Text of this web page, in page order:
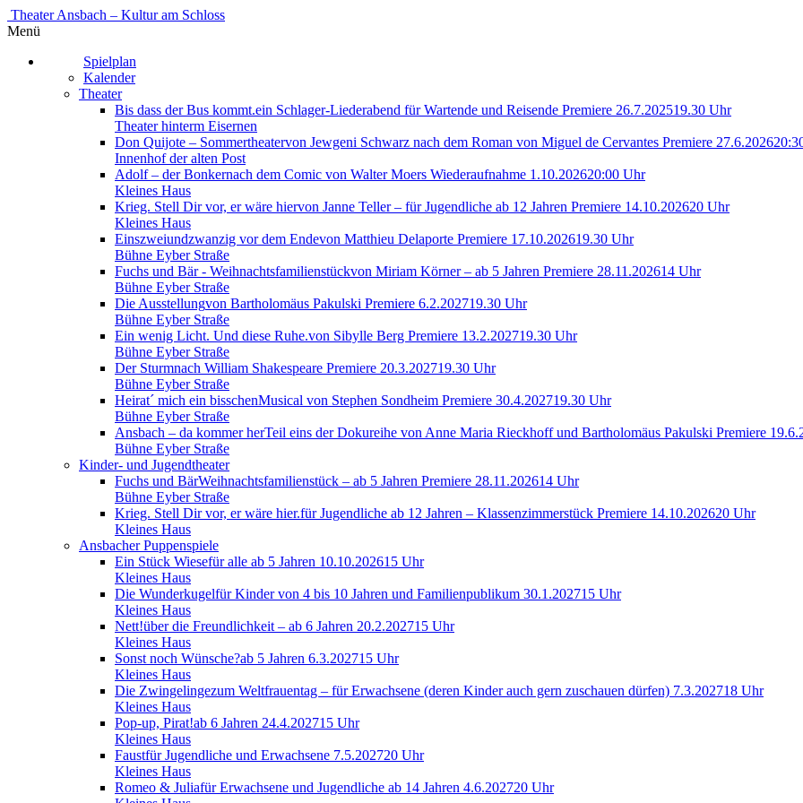
Theater Ansbach – Kultur am Schloss
Menü
Spielplan
Kalender
Theater
Bis dass der Bus kommt.ein Schlager-Liederabend für Wartende und Reisende Premiere 26.7.202519.30 Uhr
Theater hinterm Eisernen
Don Quijote – Sommertheatervon Jewgeni Schwarz nach dem Roman von Miguel de Cervantes Premiere 27.6.2026
Innenhof der alten Post
Adolf – der Bonkernach dem Comic von Walter Moers Wiederaufnahme 1.10.202620:00 Uhr
Kleines Haus
Krieg. Stell Dir vor, er wäre hiervon Janne Teller – für Jugendliche ab 12 Jahren Premiere 14.10.202620 Uhr
Kleines Haus
Einszweiundzwanzig vor dem Endevon Matthieu Delaporte Premiere 17.10.202619.30 Uhr
Bühne Eyber Straße
Fuchs und Bär - Weihnachtsfamilienstückvon Miriam Körner – ab 5 Jahren Premiere 28.11.202614 Uhr
Bühne Eyber Straße
Die Ausstellungvon Bartholomäus Pakulski Premiere 6.2.202719.30 Uhr
Bühne Eyber Straße
Ein wenig Licht. Und diese Ruhe.von Sibylle Berg Premiere 13.2.202719.30 Uhr
Bühne Eyber Straße
Der Sturmnach William Shakespeare Premiere 20.3.202719.30 Uhr
Bühne Eyber Straße
Heirat´ mich ein bisschenMusical von Stephen Sondheim Premiere 30.4.202719.30 Uhr
Bühne Eyber Straße
Ansbach – da kommer herTeil eins der Dokureihe von Anne Maria Rieckhoff und Bartholomäus Pakulski Premiere
Bühne Eyber Straße
Kinder- und Jugendtheater
Fuchs und BärWeihnachtsfamilienstück – ab 5 Jahren Premiere 28.11.202614 Uhr
Bühne Eyber Straße
Krieg. Stell Dir vor, er wäre hier.für Jugendliche ab 12 Jahren – Klassenzimmerstück Premiere 14.10.202620 Uhr
Kleines Haus
Ansbacher Puppenspiele
Ein Stück Wiesefür alle ab 5 Jahren 10.10.202615 Uhr
Kleines Haus
Die Wunderkugelfür Kinder von 4 bis 10 Jahren und Familienpublikum 30.1.202715 Uhr
Kleines Haus
Nett!über die Freundlichkeit – ab 6 Jahren 20.2.202715 Uhr
Kleines Haus
Sonst noch Wünsche?ab 5 Jahren 6.3.202715 Uhr
Kleines Haus
Die Zwingelingezum Weltfrauentag – für Erwachsene (deren Kinder auch gern zuschauen dürfen) 7.3.202718 Uhr
Kleines Haus
Pop-up, Pirat!ab 6 Jahren 24.4.202715 Uhr
Kleines Haus
Faustfür Jugendliche und Erwachsene 7.5.202720 Uhr
Kleines Haus
Romeo & Juliafür Erwachsene und Jugendliche ab 14 Jahren 4.6.202720 Uhr